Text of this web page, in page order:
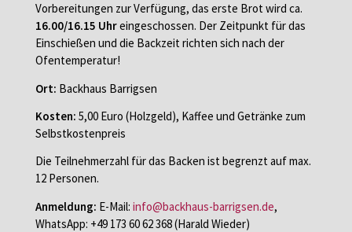
Vorbereitungen zur Verfügung, das erste Brot wird ca.
16.00/16.15 Uhreingeschossen. Der Zeitpunkt für das
Einschießen und die Backzeit richten sich nach der
Ofentemperatur!
Ort: Backhaus Barrigsen
Kosten: 5,00 Euro (Holzgeld), Kaffee und Getränke zum
Selbstkostenpreis
Die Teilnehmerzahl für das Backen ist begrenzt auf max.
12 Personen.
Anmeldung: E-Mail: info@backhaus-barrigsen.de,
WhatsApp: +49 173 60 62 368 (Harald Wieder)